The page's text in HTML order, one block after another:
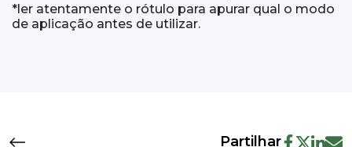
*ler atentamente o rótulo para apurar qual o modo
de aplicação antes de utilizar.
Partilhar